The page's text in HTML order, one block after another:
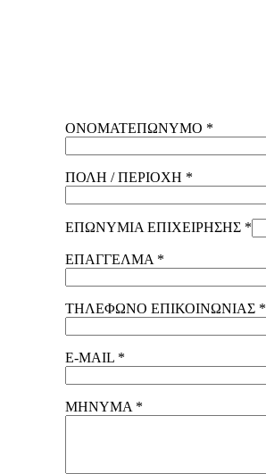
ΟΝΟΜΑΤΕΠΩΝΥΜΟ *
ΠΟΛΗ / ΠΕΡΙΟΧΗ *
ΕΠΩΝΥΜΙΑ ΕΠΙΧΕΙΡΗΣΗΣ *
ΕΠΑΓΓΕΛΜΑ *
ΤΗΛΕΦΩΝΟ ΕΠΙΚΟΙΝΩΝΙΑΣ *
E-MAIL *
ΜΗΝΥΜΑ *